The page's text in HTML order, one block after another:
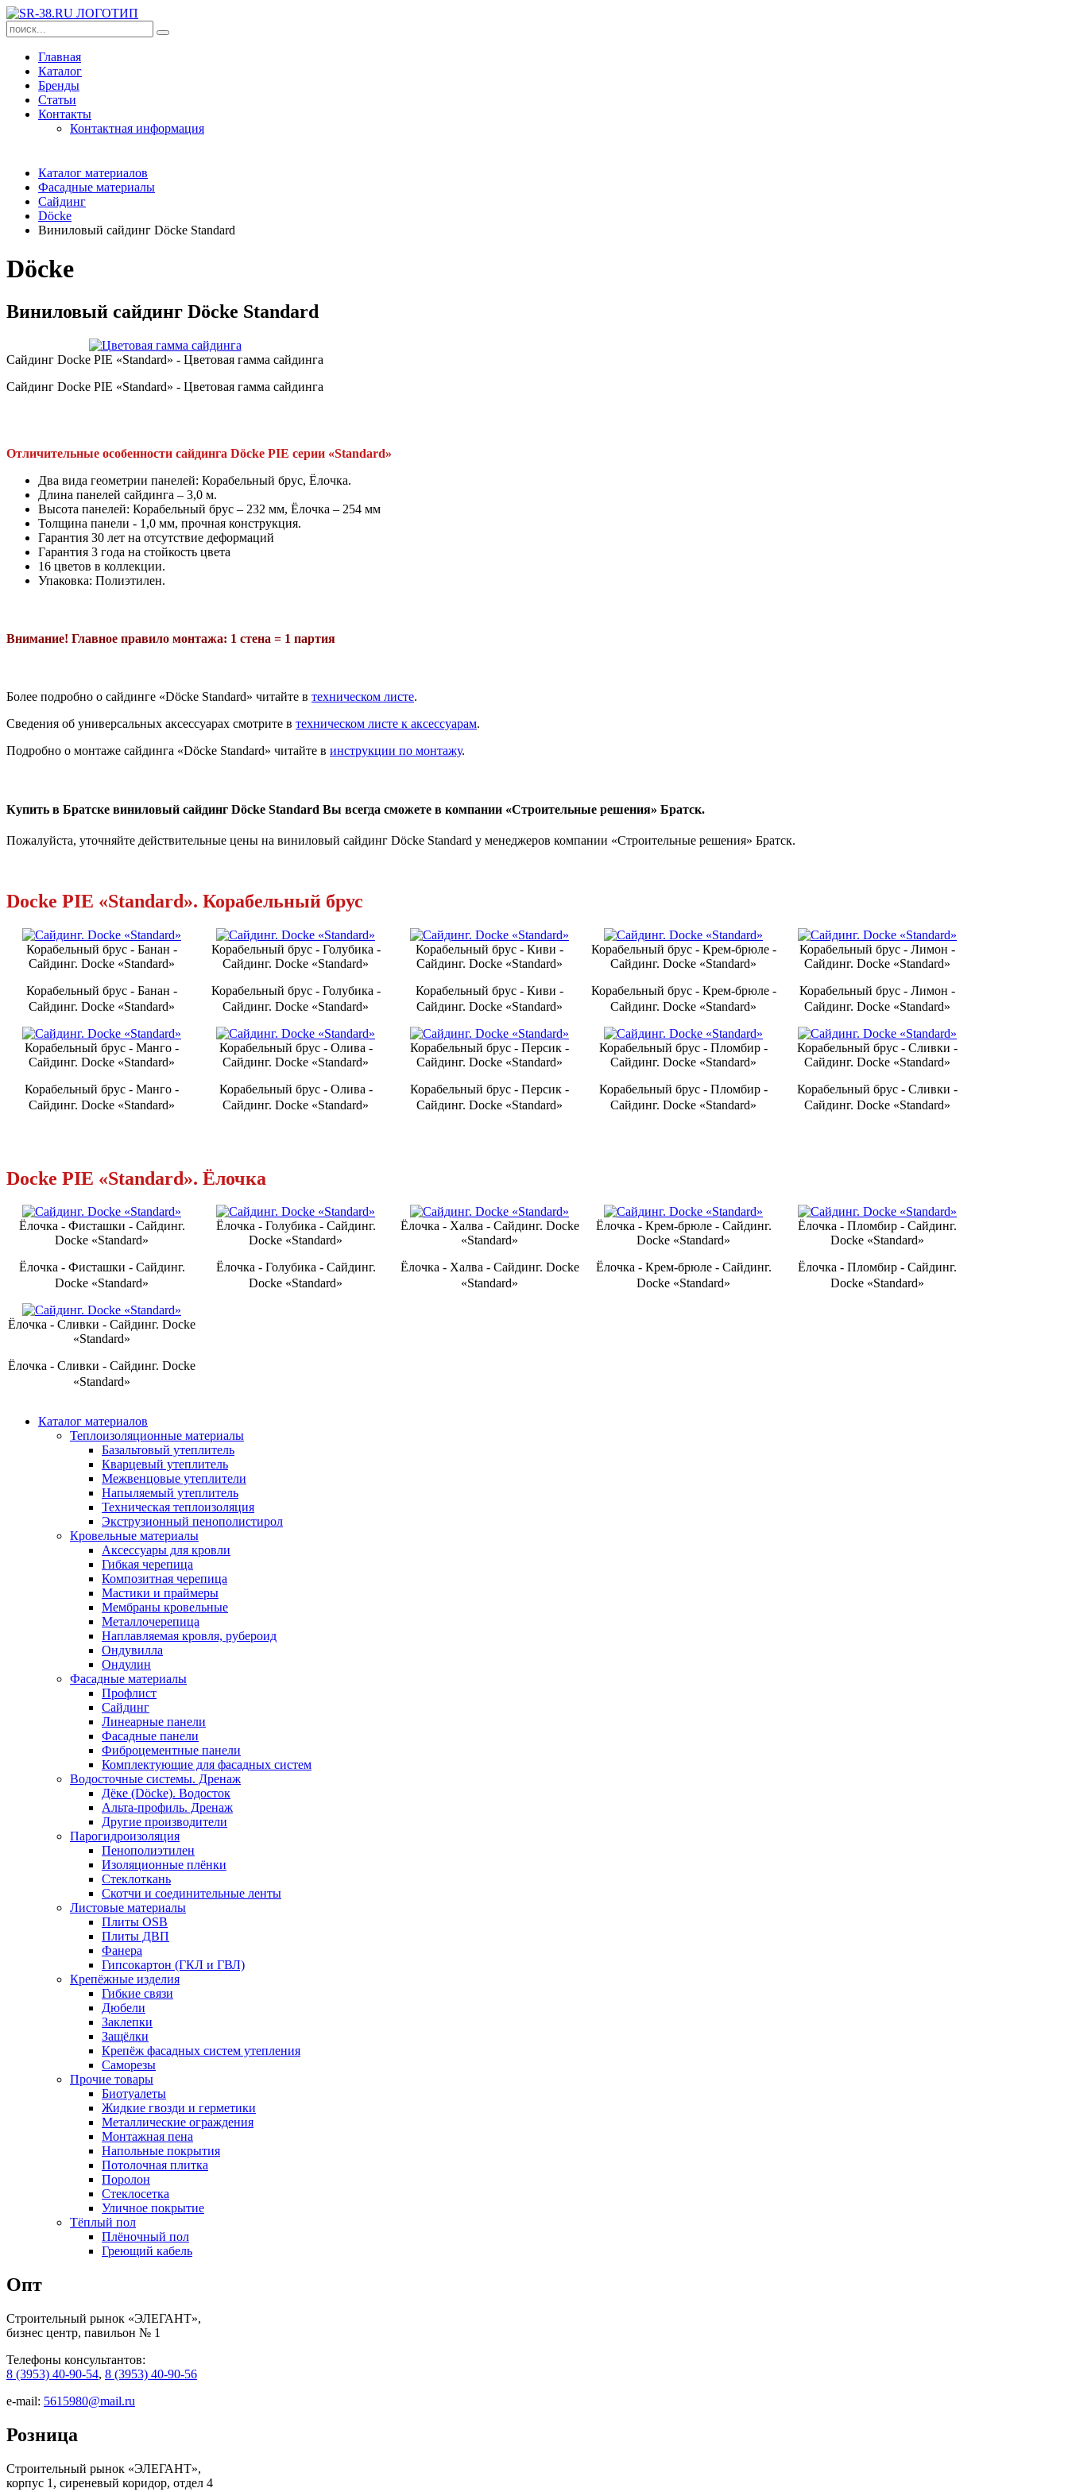
Главная
Каталог
Бренды
Статьи
Контакты
Контактная информация
Каталог материалов
Фасадные материалы
Сайдинг
Döcke
Виниловый сайдинг Döcke Standard
Döcke
Виниловый сайдинг Döcke Standard
Сайдинг Docke PIE «Standard» - Цветовая гамма сайдинга
Сайдинг Docke PIE «Standard» - Цветовая гамма сайдинга
Отличительные особенности сайдинга Döcke PIE серии «Standard»
Два вида геометрии панелей: Корабельный брус, Ёлочка.
Длина панелей сайдинга – 3,0 м.
Высота панелей: Корабельный брус – 232 мм, Ёлочка – 254 мм
Толщина панели - 1,0 мм, прочная конструкция.
Гарантия 30 лет на отсутствие деформаций
Гарантия 3 года на стойкость цвета
16 цветов в коллекции.
Упаковка: Полиэтилен.
Внимание! Главное правило монтажа: 1 стена = 1 партия
Более подробно о сайдинге «Döcke Standard» читайте в техническом листе.
Сведения об универсальных аксессуарах смотрите в техническом листе к аксессуарам.
Подробно о монтаже сайдинга «Döcke Standard» читайте в инструкции по монтажу.
Купить в Братске виниловый сайдинг Döcke Standard Вы всегда сможете в компании «Строительные решения» Братск.
Пожалуйста, уточняйте действительные цены на виниловый сайдинг Döcke Standard у менеджеров компании «Строительные решения» Братск.
Docke PIE «Standard». Ко­ра­бель­ный брус
Ко­ра­бель­ный брус - Банан -
Сайдинг. Docke «Standard»
Ко­ра­бель­ный брус - Банан -
Сайдинг. Docke «Standard»
Ко­ра­бель­ный брус - Голубика -
Сайдинг. Docke «Standard»
Ко­ра­бель­ный брус - Голубика -
Сайдинг. Docke «Standard»
Ко­ра­бель­ный брус - Киви -
Сайдинг. Docke «Standard»
Ко­ра­бель­ный брус - Киви -
Сайдинг. Docke «Standard»
Ко­ра­бель­ный брус - Крем-брюле -
Сайдинг. Docke «Standard»
Ко­ра­бель­ный брус - Крем-брюле -
Сайдинг. Docke «Standard»
Ко­ра­бель­ный брус - Лимон -
Сайдинг. Docke «Standard»
Ко­ра­бель­ный брус - Лимон -
Сайдинг. Docke «Standard»
Ко­ра­бель­ный брус - Манго -
Сайдинг. Docke «Standard»
Ко­ра­бель­ный брус - Манго -
Сайдинг. Docke «Standard»
Ко­ра­бель­ный брус - Олива -
Сайдинг. Docke «Standard»
Ко­ра­бель­ный брус - Олива -
Сайдинг. Docke «Standard»
Ко­ра­бель­ный брус - Персик -
Сайдинг. Docke «Standard»
Ко­ра­бель­ный брус - Персик -
Сайдинг. Docke «Standard»
Ко­ра­бель­ный брус - Пломбир -
Сайдинг. Docke «Standard»
Ко­ра­бель­ный брус - Пломбир -
Сайдинг. Docke «Standard»
Ко­ра­бель­ный брус - Сливки -
Сайдинг. Docke «Standard»
Ко­ра­бель­ный брус - Сливки -
Сайдинг. Docke «Standard»
Docke PIE «Standard». Ёлочка
Ёлочка - Фисташки - Сайдинг.
Docke «Standard»
Ёлочка - Фисташки - Сайдинг.
Docke «Standard»
Ёлочка - Голубика - Сайдинг.
Docke «Standard»
Ёлочка - Голубика - Сайдинг.
Docke «Standard»
Ёлочка - Халва - Сайдинг. Docke
«Standard»
Ёлочка - Халва - Сайдинг. Docke
«Standard»
Ёлочка - Крем-брюле - Сайдинг.
Docke «Standard»
Ёлочка - Крем-брюле - Сайдинг.
Docke «Standard»
Ёлочка - Пломбир - Сайдинг.
Docke «Standard»
Ёлочка - Пломбир - Сайдинг.
Docke «Standard»
Ёлочка - Сливки - Сайдинг. Docke
«Standard»
Ёлочка - Сливки - Сайдинг. Docke
«Standard»
Каталог материалов
Теплоизоляционные материалы
Базальтовый утеплитель
Кварцевый утеплитель
Межвенцовые утеплители
Напыляемый утеплитель
Техническая теплоизоляция
Экструзионный пенополистирол
Кровельные материалы
Аксессуары для кровли
Гибкая черепица
Композитная черепица
Мастики и праймеры
Мембраны кровельные
Металлочерепица
Наплавляемая кровля, рубероид
Ондувилла
Ондулин
Фасадные материалы
Профлист
Сайдинг
Линеарные панели
Фасадные панели
Фиброцементные панели
Комплектующие для фасадных систем
Водосточные системы. Дренаж
Дёке (Döcke). Водосток
Альта-профиль. Дренаж
Другие производители
Парогидроизоляция
Пенополиэтилен
Изоляционные плёнки
Стеклоткань
Скотчи и соединительные ленты
Листовые материалы
Плиты OSB
Плиты ДВП
Фанера
Гипсокартон (ГКЛ и ГВЛ)
Крепёжные изделия
Гибкие связи
Дюбели
Заклепки
Защёлки
Крепёж фасадных систем утепления
Саморезы
Прочие товары
Биотуалеты
Жидкие гвозди и герметики
Металлические ограждения
Монтажная пена
Напольные покрытия
Потолочная плитка
Поролон
Стеклосетка
Уличное покрытие
Тёплый пол
Плёночный пол
Греющий кабель
Опт
Строительный рынок «ЭЛЕГАНТ»,
бизнес центр, павильон № 1
Телефоны консультантов:
8 (3953) 40-90-54, 8 (3953) 40-90-56
e-mail: 5615980@mail.ru
Розница
Строительный рынок «ЭЛЕГАНТ»,
корпус 1, сиреневый коридор, отдел 4